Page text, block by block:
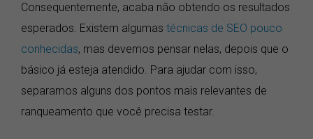
Consequentemente, acaba não obtendo os resultados
esperados. Existem algumas técnicas de SEO pouco
conhecidas, mas devemos pensar nelas, depois que o
básico já esteja atendido. Para ajudar com isso,
separamos alguns dos pontos mais relevantes de
ranqueamento que você precisa testar.